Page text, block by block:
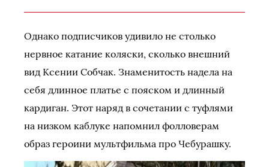
Однако подписчиков удивило не столько
нервное катание коляски, сколько внешний
вид Ксении Собчак. Знаменитость надела на
себя длинное платье с пояском и длинный
кардиган. Этот наряд в сочетании с туфлями
на низком каблуке напомнил фолловерам
образ героини мультфильма про Чебурашку.